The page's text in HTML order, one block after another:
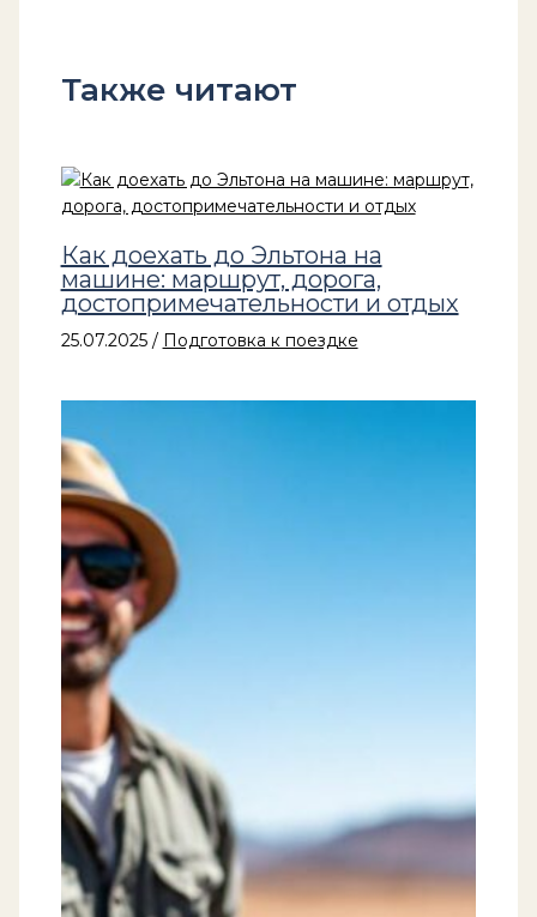
Также читают
Как доехать до Эльтона на
машине: маршрут, дорога,
достопримечательности и отдых
25.07.2025 / Подготовка к поездке